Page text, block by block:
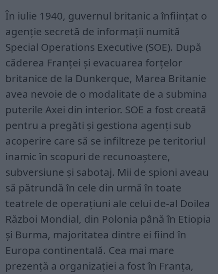
În iulie 1940, guvernul britanic a înființat o
agenție secretă de informații numită
Special Operations Executive (SOE). După
căderea Franței și evacuarea forțelor
britanice de la Dunkerque, Marea Britanie
avea nevoie de o modalitate de a submina
puterile Axei din interior. SOE a fost creată
pentru a pregăti și gestiona agenți sub
acoperire care să se infiltreze pe teritoriul
inamic în scopuri de recunoaștere,
subversiune și sabotaj. Mii de spioni aveau
să pătrundă în cele din urmă în toate
teatrele de operațiuni ale celui de-al Doilea
Război Mondial, din Polonia până în Etiopia
și Burma, majoritatea dintre ei fiind în
Europa continentală. Cea mai mare
prezență a organizației a fost în Franța,